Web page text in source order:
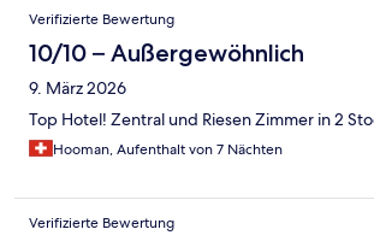
Verifizierte Bewertung
10/10 – Außergewöhnlich
9. März 2026
Top Hotel! Zentral und Riesen Zimmer in 2
Hooman, Aufenthalt von 7 Nächten
Verifizierte Bewertung